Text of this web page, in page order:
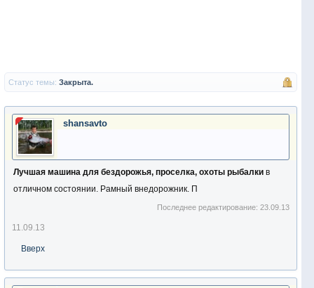
Статус темы: Закрыта.
shansavto
Лучшая машина для бездорожья, проселка, охоты рыбалки в
отличном состоянии. Рамный внедорожник. П
Последнее редактирование:23.09.13
11.09.13
Вверх